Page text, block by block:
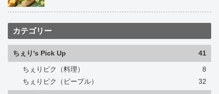
カテゴリー
ちぇり's Pick Up 41
ちぇりピク（料理）
8
ちぇりピク（ピープル）
32